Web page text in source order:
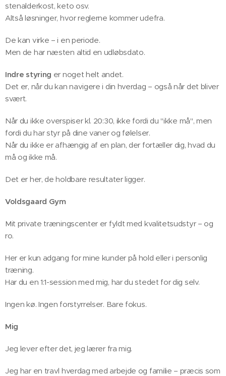
stenalderkost, keto osv.
Altså løsninger, hvor reglerne kommer udefra.
De kan virke – i en periode.
Men de har næsten altid en udløbsdato.
Indre styring er noget helt andet.
Det er, når du kan navigere i din hverdag – også når det bliver
svært.
Når du ikke overspiser kl. 20:30, ikke fordi du "ikke må", men
fordi du har styr på dine vaner og følelser.
Når du ikke er afhængig af en plan, der fortæller dig, hvad du
må og ikke må.
Det er her, de holdbare resultater ligger. ✅
Voldsgaard Gym
Mit private træningscenter er fyldt med kvalitetsudstyr – og
ro.
Her er kun adgang for mine kunder på hold eller i personlig
træning.
Har du en 1:1-session med mig, har du stedet for dig selv.
Ingen kø. Ingen forstyrrelser. Bare fokus.
Mig
Jeg lever efter det, jeg lærer fra mig.
Jeg har en travl hverdag med arbejde og familie – præcis som